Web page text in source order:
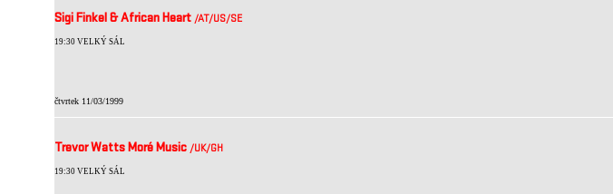
Sigi Finkel & African Heart /AT/US/SE
19:30 VELKÝ SÁL
čtvrtek 11/03/1999
Trevor Watts Moré Music /UK/GH
19:30 VELKÝ SÁL